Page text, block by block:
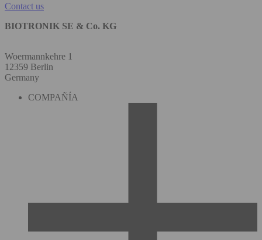
Contact us
BIOTRONIK SE & Co. KG
Woermannkehre 1
12359 Berlin
Germany
COMPAÑÍA